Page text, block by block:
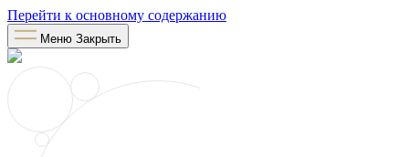
Перейти к основному содержанию
Меню Закрыть